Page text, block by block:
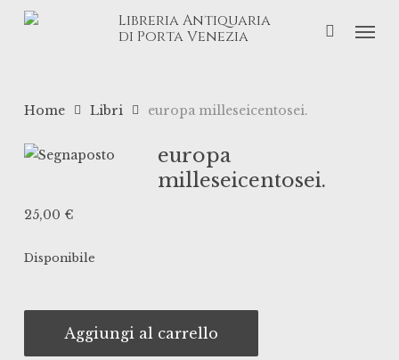
Skip
Libreria Antiquaria
di Porta Venezia
Home Libri europa milleseicentosei.
europa
milleseicentosei.
25,00 €
Disponibile
Aggiungi al carrello